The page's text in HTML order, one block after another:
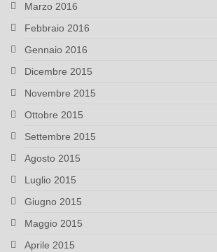
Marzo 2016
Febbraio 2016
Gennaio 2016
Dicembre 2015
Novembre 2015
Ottobre 2015
Settembre 2015
Agosto 2015
Luglio 2015
Giugno 2015
Maggio 2015
Aprile 2015